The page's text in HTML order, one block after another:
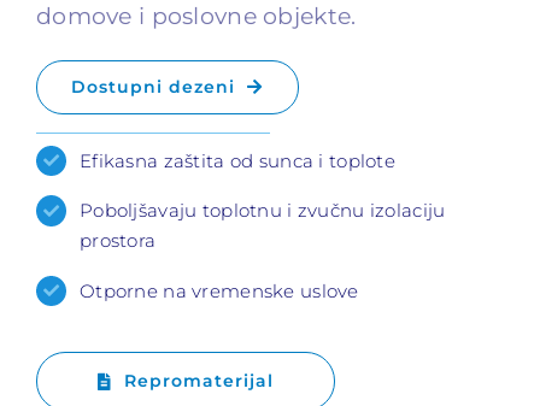
domove i poslovne objekte.
Dostupni dezeni
Efikasna zaštita od sunca i toplote
Poboljšavaju toplotnu i zvučnu izolaciju
prostora
Otporne na vremenske uslove
Repromaterijal